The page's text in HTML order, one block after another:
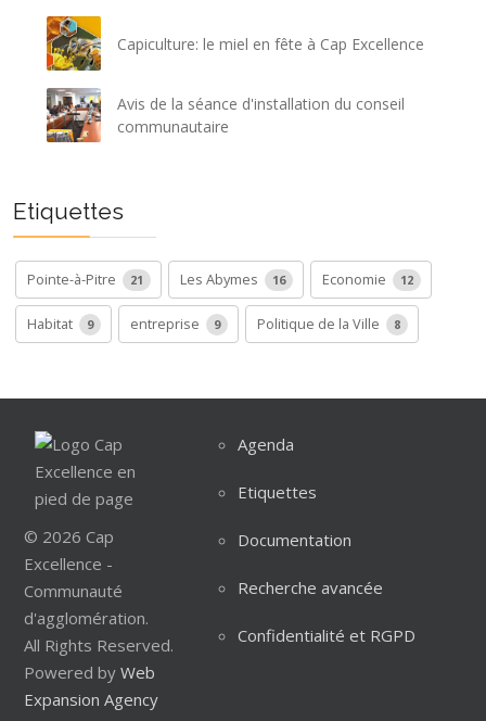
Capiculture: le miel en fête à Cap Excellence
Avis de la séance d'installation du conseil
communautaire
Etiquettes
Pointe-à-Pitre 21 Les Abymes 16 Economie 12
Habitat 9 entreprise 9 Politique de la Ville 8
© 2026 Cap
Excellence -
Communauté
d'agglomération.
All Rights Reserved.
Powered by Web
Expansion Agency
Agenda
Etiquettes
Documentation
Recherche avancée
Confidentialité et RGPD